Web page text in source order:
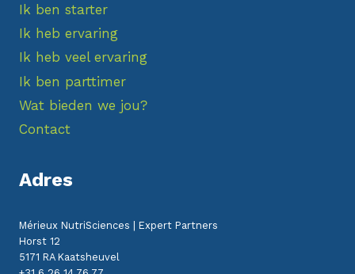
Ik ben starter
Ik heb ervaring
Ik heb veel ervaring
Ik ben parttimer
Wat bieden we jou?
Contact
Adres
Mérieux NutriSciences | Expert Partners
Horst 12
5171 RA Kaatsheuvel